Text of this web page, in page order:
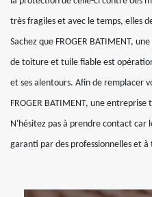
très fragiles et avec le temps, elles
Sachez que FROGER BATIMENT,
de toiture et tuile fiable est
et ses alentours. Afin de remplacer
FROGER BATIMENT, une
N'hésitez pas à prendre contact car
garanti par des professionnelles et à